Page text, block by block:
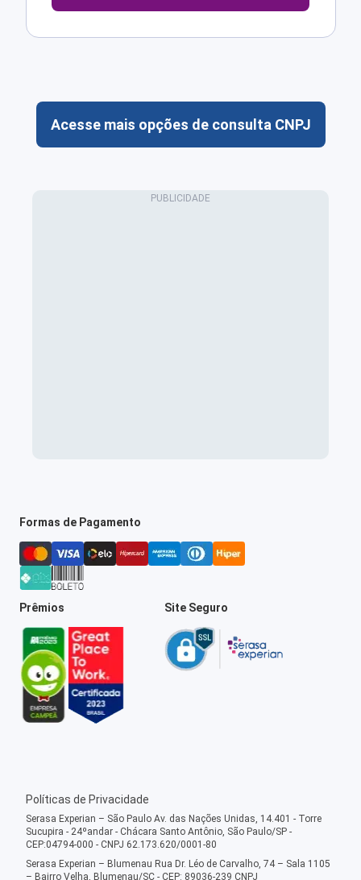
Acesse mais opções de consulta CNPJ
Formas de Pagamento
Prêmios Site Seguro
Políticas de Privacidade
Serasa Experian – São Paulo Av. das Nações Unidas, 14.401 - Torre
Sucupira - 24ºandar - Chácara Santo Antônio, São Paulo/SP -
CEP:04794-000 - CNPJ 62.173.620/0001-80
Serasa Experian – Blumenau Rua Dr. Léo de Carvalho, 74 – Sala 1105
– Bairro Velha, Blumenau/SC - CEP: 89036-239 CNPJ